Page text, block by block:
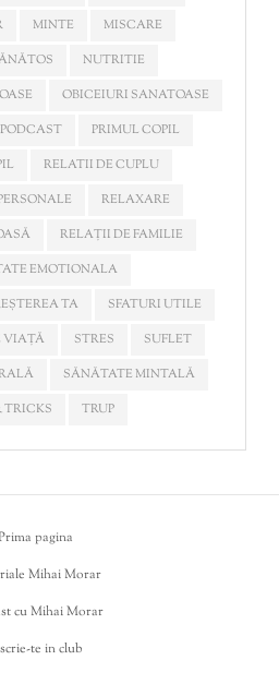
MINTE
MISCARE
NUTRITIE
OBICEIURI SANATOASE
PODCAST
PRIMUL COPIL
RELATII DE CUPLU
RELAXARE
RELAȚII DE FAMILIE
EMOTIONALA
TA
SFATURI UTILE
VIAȚĂ STRES
SUFLET
SĂNĂTATE MINTALĂ
TRICKS
TRUP
pagina
Mihai Morar
cu Mihai Morar
te in club